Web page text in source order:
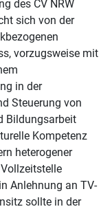
des CV NRW
sich von der
vorzugsweise mit
in der
Steuerung von
Bildungsarbeit
Kompetenz
heterogener
Anlehnung an TV-
sollte in der